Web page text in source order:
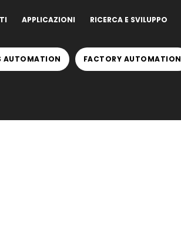
APPLICAZIONI
RICERCA E SVILUPPO
AUTOMATION FACTORY AUTOMATION